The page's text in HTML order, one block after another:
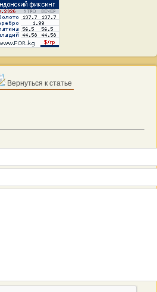
Вернуться к статье